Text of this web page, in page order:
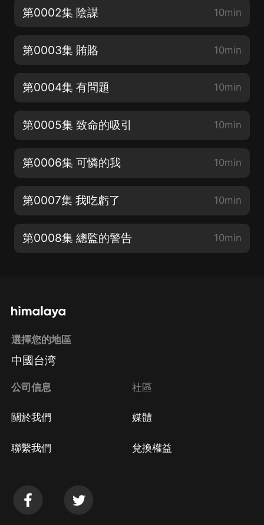
第0002集 陰謀 10min
第0003集 賄賂 10min
第0004集 有問題 10min
第0005集 致命的吸引 10min
第0006集 可憐的我 10min
第0007集 我吃虧了 10min
第0008集 總監的警告 10min
選擇您的地區
中國台湾
公司信息
關於我們
聯繫我們
社區
媒體
兌換權益